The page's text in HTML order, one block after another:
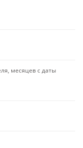
месяцев с даты